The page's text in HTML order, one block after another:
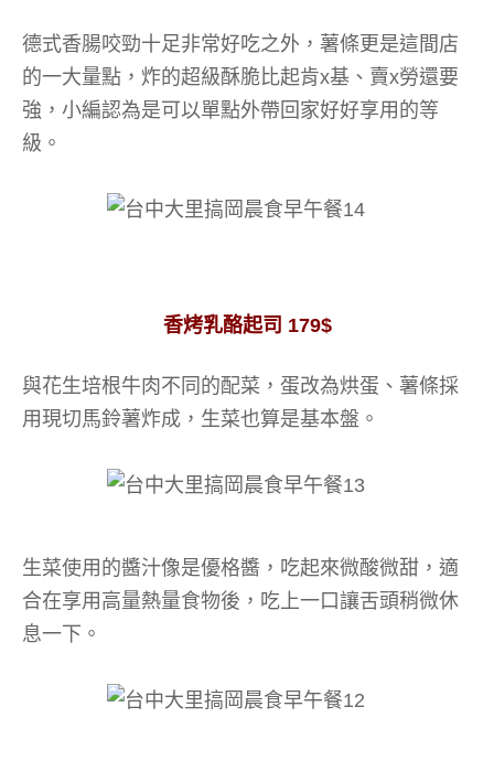
德式香腸咬勁十足非常好吃之外，薯條更是這間店
的一大量點，炸的超級酥脆比起肯x基、賣x勞還要
強，小編認為是可以單點外帶回家好好享用的等
級。
香烤乳酪起司 179$
與花生培根牛肉不同的配菜，蛋改為烘蛋、薯條採
用現切馬鈴薯炸成，生菜也算是基本盤。
生菜使用的醬汁像是優格醬，吃起來微酸微甜，適
合在享用高量熱量食物後，吃上一口讓舌頭稍微休
息一下。